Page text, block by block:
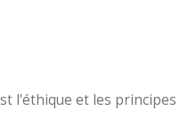
l'éthique et les principes